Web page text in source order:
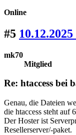
Online
#5
mk70
Mitglied
Re: htaccess bei
Genau, die Dateien
die htaccess steht auf
Der Hoster ist
Resellerserver/-paket.